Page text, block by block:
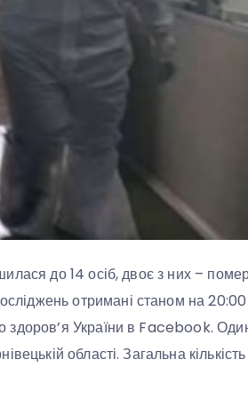
до 14 осіб, двоє з них –
отримані станом на 20:00
здоров’я України в Facebook.
області. Загальна кількість